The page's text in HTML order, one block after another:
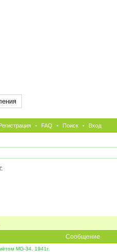
• FAQ • Поиск • Вход
Сообщение
MG-34, 1941г.